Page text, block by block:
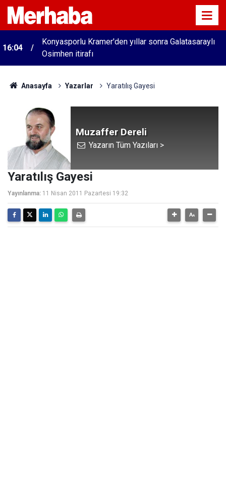
16:04
Konyasporlu Kramer'den yıllar sonra Galatasaraylı
Osimhen itirafı
Anasayfa Yazarlar Yaratılış Gayesi
Muzaffer Dereli
Yazarın Tüm Yazıları >
Yaratılış Gayesi
Yayınlanma: 11 Nisan 2011 Pazartesi 19:32